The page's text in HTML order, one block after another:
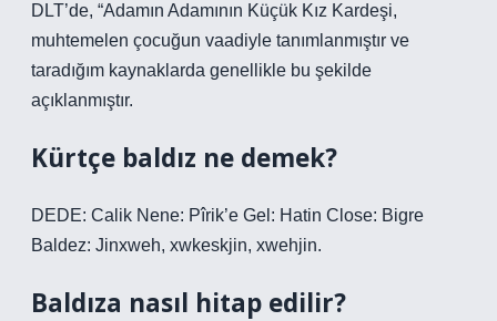
DLT’de, “Adamın Adamının Küçük Kız Kardeşi,
muhtemelen çocuğun vaadiyle tanımlanmıştır ve
taradığım kaynaklarda genellikle bu şekilde
açıklanmıştır.
Kürtçe baldız ne demek?
DEDE: Calik Nene: Pîrik’e Gel: Hatin Close: Bigre
Baldez: Jinxweh, xwkeskjin, xwehjin.
Baldıza nasıl hitap edilir?